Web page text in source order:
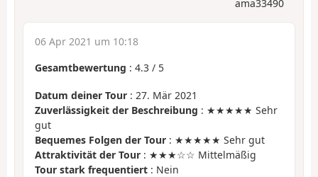
ama33490
06 Apr 2021 um 10:18
Gesamtbewertung : 4.3 / 5
Datum deiner Tour : 27. Mär 2021
Zuverlässigkeit der Beschreibung : ★★★★★ Sehr
gut
Bequemes Folgen der Tour : ★★★★★ Sehr gut
Attraktivität der Tour : ★★★☆☆ Mittelmäßig
Tour stark frequentiert : Nein